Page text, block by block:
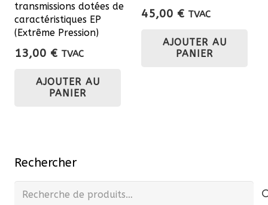
transmissions dotées de
caractéristiques EP
(Extrême Pression)
13,00 € TVAC
AJOUTER AU
PANIER
45,00 € TVAC
AJOUTER AU
PANIER
Rechercher
Recherche